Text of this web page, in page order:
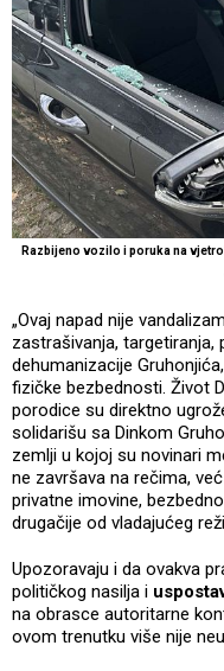
Razbijeno vozilo i poruka na
„Ovaj napad nije
zastrašivanja, targetiranja,
dehumanizacije
fizičke bezbednosti. Život
porodice su direktno
solidarišu sa Dinkom
zemlji u kojoj su novinari
ne završava na rečima,
privatne imovine,
drugačije od vladajućeg
Upozoravaju i da ovakva
političkog nasilja i
na obrasce autoritarne
ovom trenutku više nije